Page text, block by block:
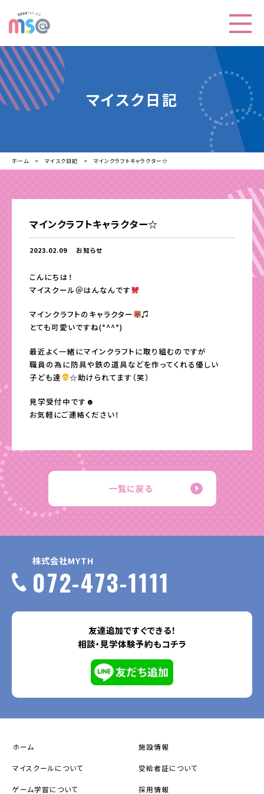
マイスク日記
ホーム マイスク日記 マインクラフトキャラクター☆
マインクラフトキャラクター☆
2023.02.09 お知らせ
こんにちは！
マイスクール＠はんなんです
マインクラフトのキャラクター
♫
とても可愛いですね(*^^*)
最近よく一緒にマインクラフトに取り組むのですが
職員の為に防具や鉄の道具などを作ってくれる優しい
子ども達
☆助けられてます（笑）
見学受付中です☻
お気軽にご連絡ください！
一覧に戻る
株式会社MYTH
072-473-1111
友達追加ですぐできる！
相談・見学体験予約もコチラ
ホーム
マイスクールについて
ゲーム学習について
施設情報
受給者証について
採用情報